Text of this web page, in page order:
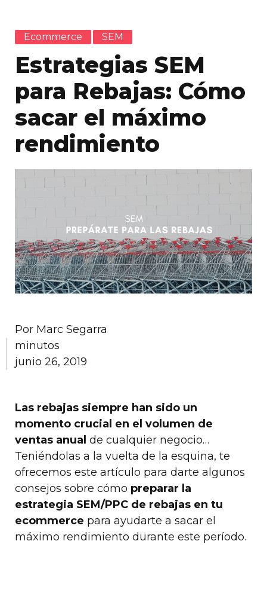
Ecommerce SEM
Estrategias SEM
para Rebajas: Cómo
sacar el máximo
rendimiento
Por Marc Segarra
minutos
junio 26, 2019
Las rebajas siempre han sido un
momento crucial en el volumen de
ventas anual de cualquier negocio…
Teniéndolas a la vuelta de la esquina, te
ofrecemos este artículo para darte algunos
consejos sobre cómo preparar la
estrategia SEM/PPC de rebajas en tu
ecommerce para ayudarte a sacar el
máximo rendimiento durante este período.